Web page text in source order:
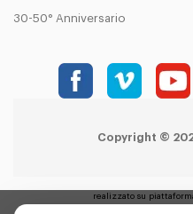
30-50° Anniversario
Copyright ©
realizzato su